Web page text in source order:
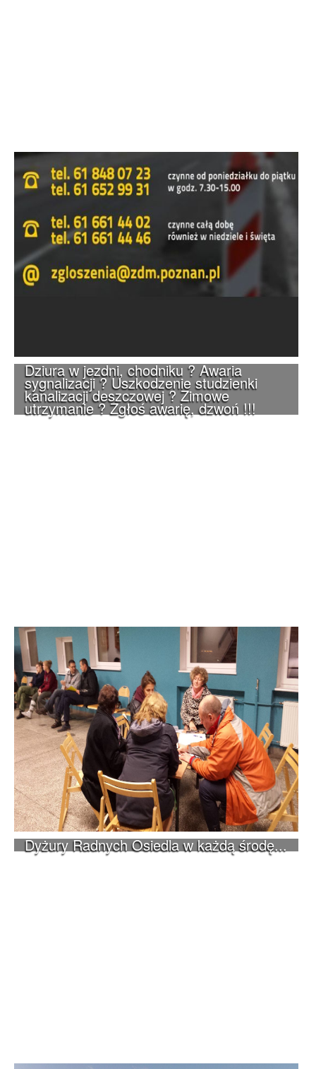
Dziura w jezdni, chodniku ? Awaria
sygnalizacji ? Uszkodzenie studzienki
kanalizacji deszczowej ? Zimowe
utrzymanie ? Zgłoś awarię, dzwoń !!!
Dyżury Radnych Osiedla w każdą środę...